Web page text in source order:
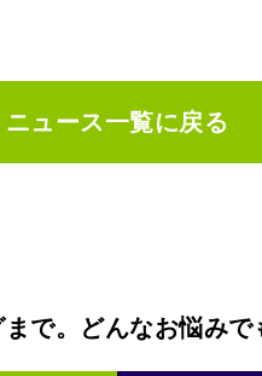
ニュース一覧に戻る
で。どんなお悩み